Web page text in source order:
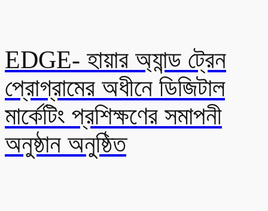
EDGE- হায়ার অ্যান্ড ট্রেন
প্রোগ্রামের অধীনে ডিজিটাল
মার্কেটিং প্রশিক্ষণের সমাপনী
অনুষ্ঠান অনুষ্ঠিত